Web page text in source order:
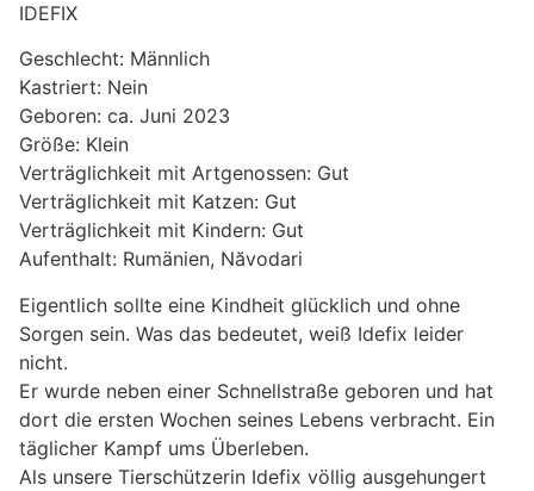
IDEFIX
Geschlecht: Männlich
Kastriert: Nein
Geboren: ca. Juni 2023
Größe: Klein
Verträglichkeit mit Artgenossen: Gut
Verträglichkeit mit Katzen: Gut
Verträglichkeit mit Kindern: Gut
Aufenthalt: Rumänien, Năvodari
Eigentlich sollte eine Kindheit glücklich und ohne
Sorgen sein. Was das bedeutet, weiß Idefix leider
nicht.
Er wurde neben einer Schnellstraße geboren und hat
dort die ersten Wochen seines Lebens verbracht. Ein
täglicher Kampf ums Überleben.
Als unsere Tierschützerin Idefix völlig ausgehungert